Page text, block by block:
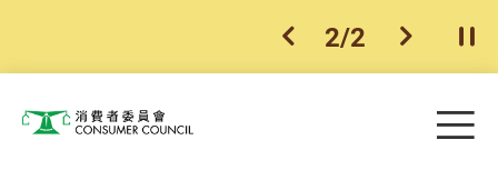
上一个
2/2 下一个开
消费者委员会 目